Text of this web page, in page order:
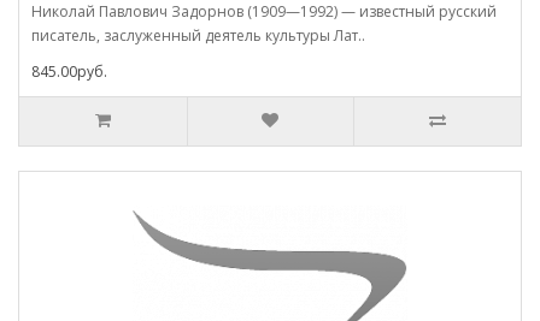
Николай Павлович Задорнов (1909—1992) — известный русский
писатель, заслуженный деятель культуры Лат..
845.00руб.